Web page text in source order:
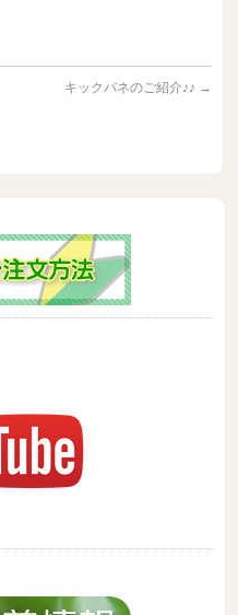
キックバネのご紹介♪♪ →